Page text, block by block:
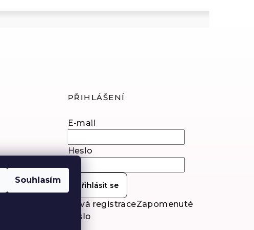
Souhlasím
PŘIHLÁŠENÍ
E-mail
Heslo
Přihlásit se
Nová registraceZapomenuté
heslo